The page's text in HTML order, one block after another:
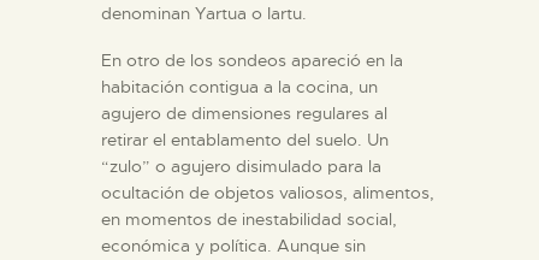
denominan Yartua o Iartu.
En otro de los sondeos apareció en la
habitación contigua a la cocina, un
agujero de dimensiones regulares al
retirar el entablamento del suelo. Un
“zulo” o agujero disimulado para la
ocultación de objetos valiosos, alimentos,
en momentos de inestabilidad social,
económica y política. Aunque sin